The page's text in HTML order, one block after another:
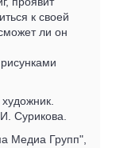
к своей
ли он
Сурикова.
Медиа Групп",